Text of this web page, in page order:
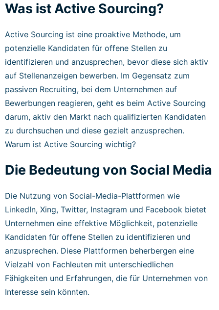
Was ist Active Sourcing?
Active Sourcing ist eine proaktive Methode, um
potenzielle Kandidaten für offene Stellen zu
identifizieren und anzusprechen, bevor diese sich aktiv
auf Stellenanzeigen bewerben. Im Gegensatz zum
passiven Recruiting, bei dem Unternehmen auf
Bewerbungen reagieren, geht es beim Active Sourcing
darum, aktiv den Markt nach qualifizierten Kandidaten
zu durchsuchen und diese gezielt anzusprechen.
Warum ist Active Sourcing wichtig?
Die Bedeutung von Social Media
Die Nutzung von Social-Media-Plattformen wie
LinkedIn, Xing, Twitter, Instagram und Facebook bietet
Unternehmen eine effektive Möglichkeit, potenzielle
Kandidaten für offene Stellen zu identifizieren und
anzusprechen. Diese Plattformen beherbergen eine
Vielzahl von Fachleuten mit unterschiedlichen
Fähigkeiten und Erfahrungen, die für Unternehmen von
Interesse sein könnten.